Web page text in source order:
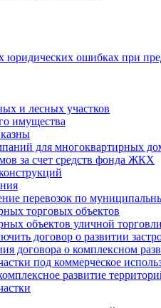
ошибках при
и лесных участков
имущества
для многоквартирных
за счет средств фонда ЖКХ
перевозок по
торговых объектов
объектов уличной торговли
договор о развитии
договора о комплексном
под коммерческое
развитие